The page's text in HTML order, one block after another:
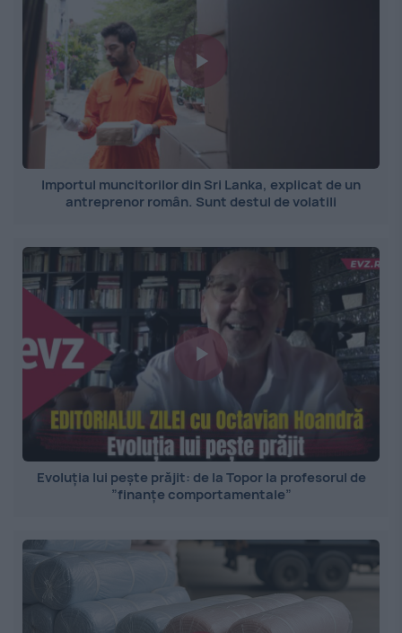
Importul muncitorilor din Sri Lanka, explicat de un
antreprenor român. Sunt destul de volatili
Evoluția lui pește prăjit: de la Topor la profesorul de
”finanțe comportamentale”